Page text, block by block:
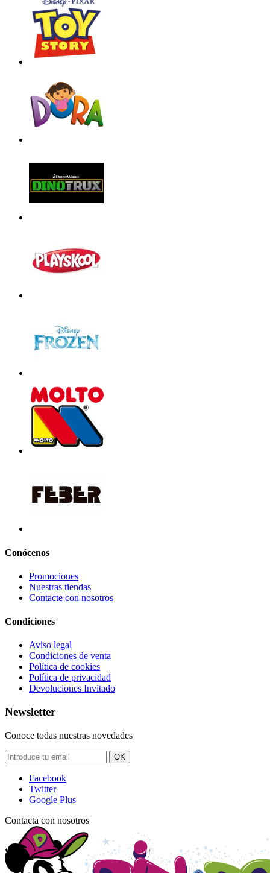
Conócenos
Promociones
Nuestras tiendas
Contacte con nosotros
Condiciones
Aviso legal
Condiciones de venta
Política de cookies
Política de privacidad
Devoluciones Invitado
Newsletter
Conoce todas nuestras novedades
OK
Facebook
Twitter
Google Plus
Contacta con nosotros